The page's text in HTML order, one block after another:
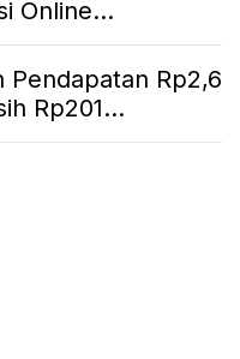
Online...
Pendapatan Rp2,6
Rp201...